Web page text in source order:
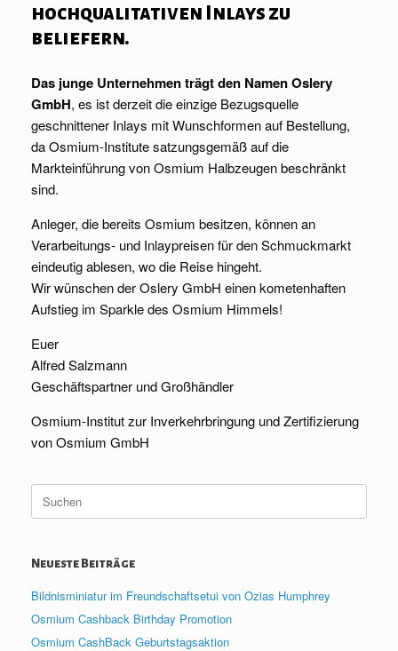
hochqualitativen Inlays zu
beliefern.
Das junge Unternehmen trägt den Namen Oslery
GmbH, es ist derzeit die einzige Bezugsquelle
geschnittener Inlays mit Wunschformen auf Bestellung,
da Osmium-Institute satzungsgemäß auf die
Markteinführung von Osmium Halbzeugen beschränkt
sind.
Anleger, die bereits Osmium besitzen, können an
Verarbeitungs- und Inlaypreisen für den Schmuckmarkt
eindeutig ablesen, wo die Reise hingeht.
Wir wünschen der Oslery GmbH einen kometenhaften
Aufstieg im Sparkle des Osmium Himmels!
Euer
Alfred Salzmann
Geschäftspartner und Großhändler
Osmium-Institut zur Inverkehrbringung und Zertifizierung
von Osmium GmbH
Suche
nach:
Neueste Beiträge
Bildnisminiatur im Freundschaftsetui von Ozias Humphrey
Osmium Cashback Birthday Promotion
Osmium CashBack Geburtstagsaktion